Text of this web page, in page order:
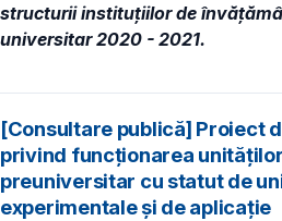
structurii instituțiilor de
universitar 2020 - 2021.
[Consultare publică] Proiect
privind funcționarea
preuniversitar cu statut de
experimentale și de aplicație